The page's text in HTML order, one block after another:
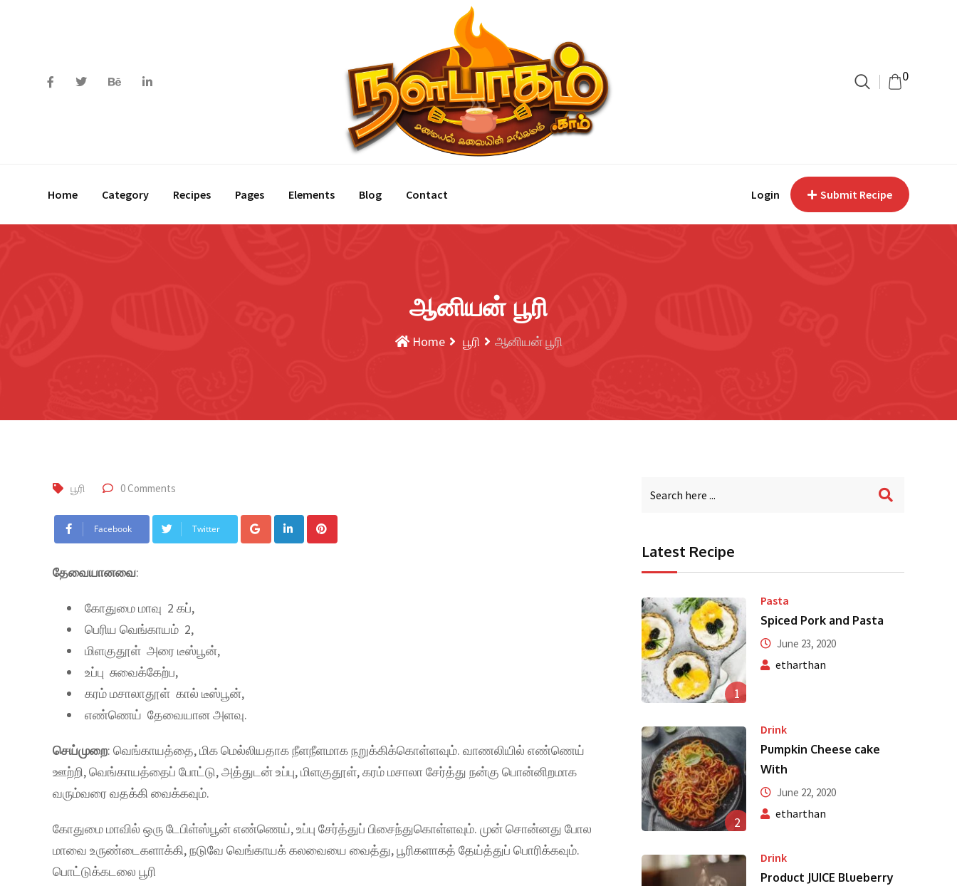
0
Home Category Recipes Pages Elements Blog Contact Login Submit Recipe
ஆனியன் பூரி
Home பூரி ஆனியன் பூரி
பூரி 0 Comments
Facebook Twitter
தேவையானவை:
கோதுமை மாவு 2 கப்,
பெரிய வெங்காயம் 2,
மிளகுதூள் அரை டீஸ்பூன்,
உப்பு சுவைக்கேற்ப,
கரம் மசாலாதூள் கால் டீஸ்பூன்,
எண்ணெய் தேவையான அளவு.
செய்முறை: வெங்காயத்தை, மிக மெல்லியதாக நீளநீளமாக நறுக்கிக்கொள்ளவும். வாணலியில் எண்ணெய்
ஊற்றி, வெங்காயத்தைப் போட்டு, அத்துடன் உப்பு, மிளகுதூள், கரம் மசாலா சேர்த்து நன்கு பொன்னிறமாக
வரும்வரை வதக்கி வைக்கவும்.
கோதுமை மாவில் ஒரு டேபிள்ஸ்பூன் எண்ணெய், உப்பு சேர்த்துப் பிசைந்துகொள்ளவும். முன் சொன்னது போல
மாவை உருண்டைகளாக்கி, நடுவே வெங்காயக் கலவையை வைத்து, பூரிகளாகத் தேய்த்துப் பொரிக்கவும்.
பொட்டுக்கடலை பூரி
Latest Recipe
1
Pasta
Spiced Pork and Pasta
June 23, 2020
etharthan
2
Drink
Pumpkin Cheese cake
With
June 22, 2020
etharthan
Drink
Product JUICE Blueberry